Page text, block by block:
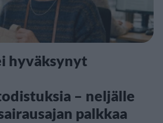
hyväksynyt
– neljälle
palkkaa